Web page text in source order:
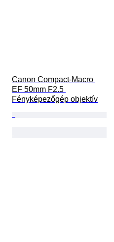
Canon Compact-Macro
EF 50mm F2.5
Fényképezőgép objektív